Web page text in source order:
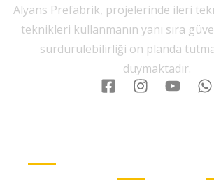
Alyans Prefabrik, projelerinde ileri
teknikleri kullanmanın yanı sıra
sürdürülebilirliği ön planda
duymaktadır.